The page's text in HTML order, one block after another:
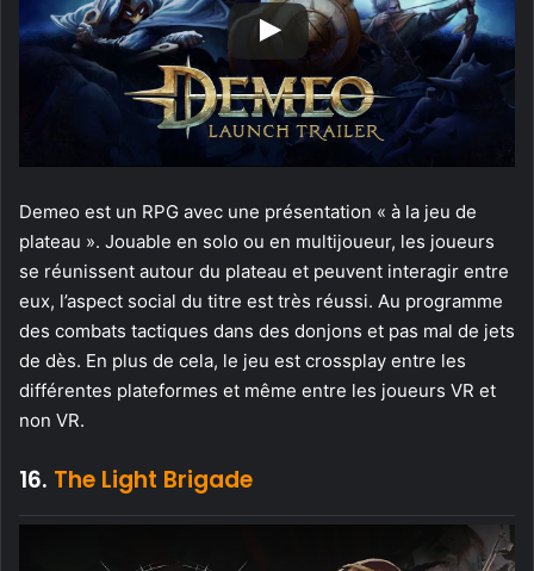
Demeo est un RPG avec une présentation « à la jeu de
plateau ». Jouable en solo ou en multijoueur, les joueurs
se réunissent autour du plateau et peuvent interagir entre
eux, l’aspect social du titre est très réussi. Au programme
des combats tactiques dans des donjons et pas mal de jets
de dès. En plus de cela, le jeu est crossplay entre les
différentes plateformes et même entre les joueurs VR et
non VR.
16. The Light Brigade